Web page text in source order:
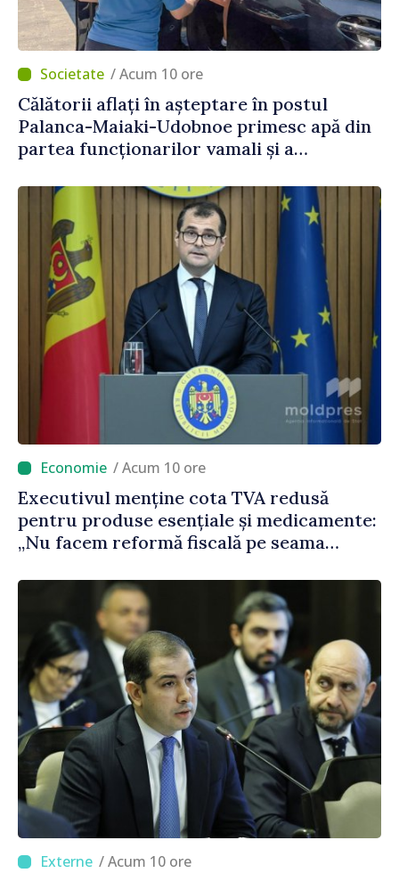
/ Acum 10 ore
Călătorii aflați în așteptare în postul
Palanca-Maiaki-Udobnoe primesc apă din
partea funcționarilor vamali și a
/ Acum 10 ore
Executivul menține cota TVA redusă
pentru produse esențiale și medicamente:
„Nu facem reformă fiscală pe seama
/ Acum 10 ore